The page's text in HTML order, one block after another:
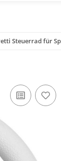
Steuerrad für